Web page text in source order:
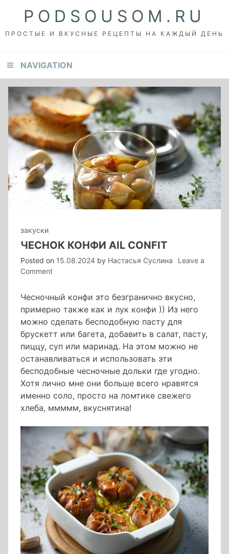
primary
content
footer
PODSOUSOM.RU
ПРОСТЫЕ И ВКУСНЫЕ РЕЦЕПТЫ НА КАЖДЫЙ ДЕНЬ
NAVIGATION
закуски
ЧЕСНОК КОНФИ AIL CONFIT
Posted on 15.08.2024 by Настасья Суслина
Leave a
Commenton
конфи
ail
confit
Чесночный конфи это безгранично вкусно,
примерно также как и лук конфи )) Из него
можно сделать бесподобную пасту для
брускетт или багета, добавить в салат, пасту,
пиццу, суп или маринад. На этом можно не
останавливаться и использовать эти
бесподобные чесночные дольки где угодно.
Хотя лично мне они больше всего нравятся
именно соло, просто на ломтике свежего
хлеба, ммммм, вкуснятина!